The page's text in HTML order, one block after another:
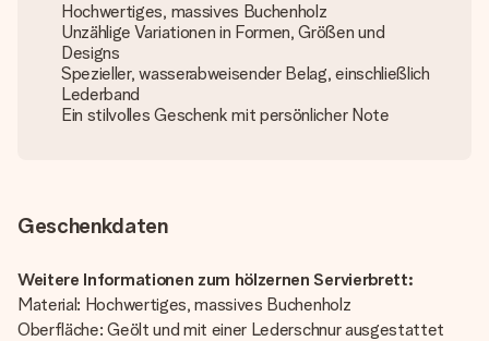
Hochwertiges, massives Buchenholz
Unzählige Variationen in Formen, Größen und
Designs
Spezieller, wasserabweisender Belag, einschließlich
Lederband
Ein stilvolles Geschenk mit persönlicher Note
Geschenkdaten
Weitere Informationen zum hölzernen Servierbrett:
Material: Hochwertiges, massives Buchenholz
Oberfläche: Geölt und mit einer Lederschnur ausgestattet